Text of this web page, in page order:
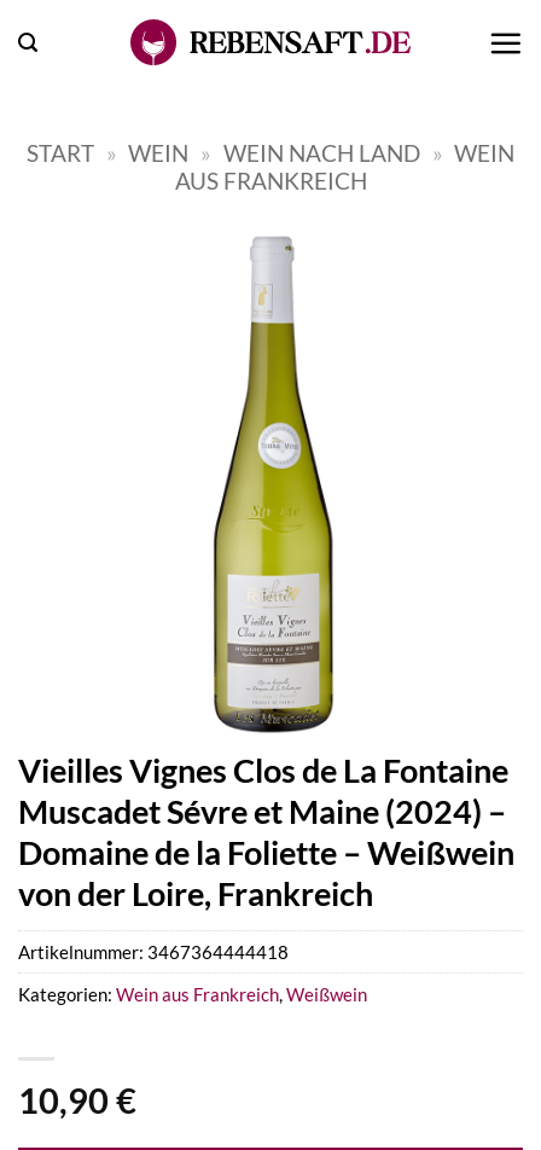
Inhalt
START » WEIN » WEIN NACH LAND » WEIN
AUS FRANKREICH
Vieilles Vignes Clos de La Fontaine
Muscadet Sévre et Maine (2024) –
Domaine de la Foliette – Weißwein
von der Loire, Frankreich
10,90 €
Artikelnummer: 3467364444418
Kategorien: Wein aus Frankreich,Weißwein